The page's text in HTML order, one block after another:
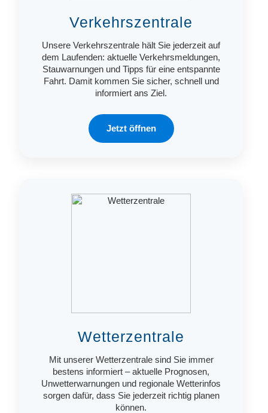
Verkehrszentrale
Unsere Verkehrszentrale hält Sie jederzeit auf
dem Laufenden: aktuelle Verkehrsmeldungen,
Stauwarnungen und Tipps für eine entspannte
Fahrt. Damit kommen Sie sicher, schnell und
informiert ans Ziel.
Jetzt öffnen
Wetterzentrale
Mit unserer Wetterzentrale sind Sie immer
bestens informiert – aktuelle Prognosen,
Unwetterwarnungen und regionale Wetterinfos
sorgen dafür, dass Sie jederzeit richtig planen
können.